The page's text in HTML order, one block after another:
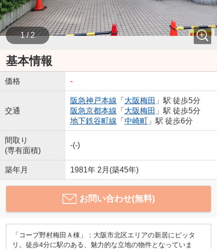
1 / 2
基本情報
価格 -
交通
阪急神戸本線 「 大阪梅田 」駅 徒歩5分
阪急京都本線 「 大阪梅田 」駅 徒歩5分
地下鉄谷町線 「 中崎町」駅 徒歩6分
間取り
(専有面積)
-(-)
築年月 1981年 2月(築45年)
お問い合わせ(無料)
「コープ野村梅田Ａ棟」：大阪市北区エリアの新居にピッタ
リ。徒歩4分に駅のある、魅力的な立地の物件となっていま